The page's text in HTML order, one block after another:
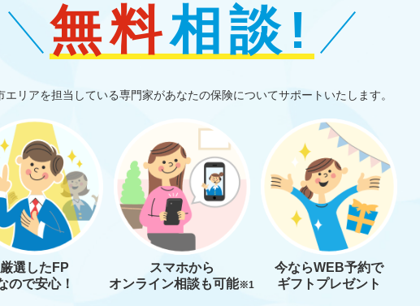
無料相談!
エリアを担当している専門家があなたの保険についてサポートいたします。
厳選したFP
ので安心！
スマホから
オンライン相談も可能※1
今ならWEB予約で
ギフトプレゼント